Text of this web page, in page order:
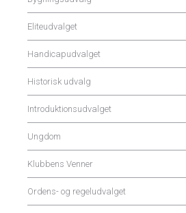
Eliteudvalget
Handicapudvalget
Historisk udvalg
Introduktionsudvalget
Ungdom
Klubbens Venner
Ordens- og regeludvalget